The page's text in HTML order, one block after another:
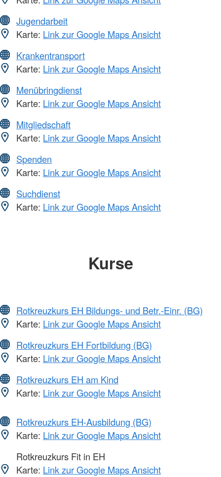
Jugendarbeit
Karte: Link zur Google Maps Ansicht
Krankentransport
Karte: Link zur Google Maps Ansicht
Menübringdienst
Karte: Link zur Google Maps Ansicht
Mitgliedschaft
Karte: Link zur Google Maps Ansicht
Spenden
Karte: Link zur Google Maps Ansicht
Suchdienst
Karte: Link zur Google Maps Ansicht
Kurse
Rotkreuzkurs EH Bildungs- und Betr.-Einr. (BG)
Karte: Link zur Google Maps Ansicht
Rotkreuzkurs EH Fortbildung (BG)
Karte: Link zur Google Maps Ansicht
Rotkreuzkurs EH am Kind
Karte: Link zur Google Maps Ansicht
Rotkreuzkurs EH-Ausbildung (BG)
Karte: Link zur Google Maps Ansicht
Rotkreuzkurs Fit in EH
Karte: Link zur Google Maps Ansicht